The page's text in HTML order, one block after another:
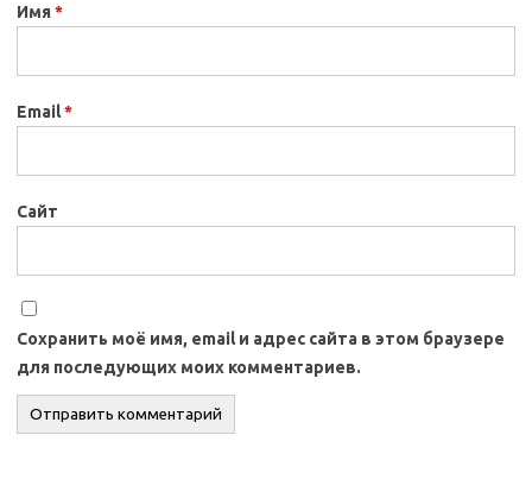
Имя*
Email*
Сайт
Сохранить моё имя, email и адрес сайта в этом браузере
для последующих моих комментариев.